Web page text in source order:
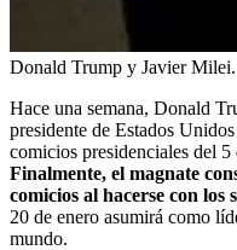
Donald Trump y Javier Milei.
Hace una semana, Donald
presidente de Estados
comicios presidenciales del 5
Finalmente, el magnate
comicios al hacerse con los
20 de enero asumirá como
mundo.